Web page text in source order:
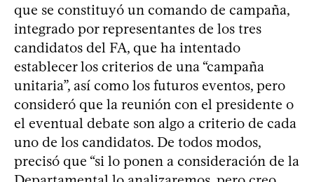
que se constituyó un comando de campaña,
integrado por representantes de los tres
candidatos del FA, que ha intentado
establecer los criterios de una “campaña
unitaria”, así como los futuros eventos, pero
consideró que la reunión con el presidente o
el eventual debate son algo a criterio de cada
uno de los candidatos. De todos modos,
precisó que “si lo ponen a consideración de la